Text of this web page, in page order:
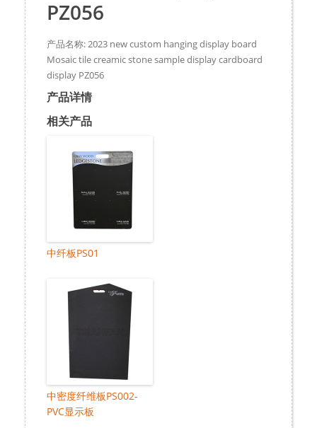
PZ056​
产品名称: 2023 new custom hanging display board
Mosaic tile creamic stone sample display cardboard
display PZ056​
产品详情
相关产品
中纤板PS01
中密度纤维板PS002-
PVC显示板